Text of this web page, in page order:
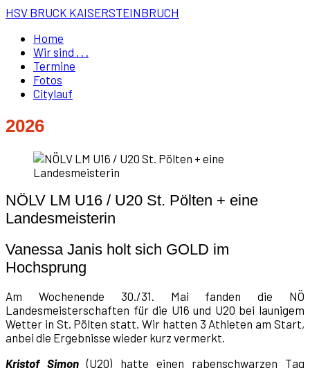
HSV BRUCK KAISERSTEINBRUCH
Home
Wir sind . . .
Termine
Fotos
Citylauf
2026
NÖLV LM U16 / U20 St. Pölten + eine
Landesmeisterin
Vanessa Janis holt sich GOLD im
Hochsprung
Am Wochenende 30./31. Mai fanden die NÖ
Landesmeisterschaften für die U16 und U20 bei launigem
Wetter in St. Pölten statt. Wir hatten 3 Athleten am Start,
anbei die Ergebnisse wieder kurz vermerkt.
Kristof Simon (U20) hatte einen rabenschwarzen Tag